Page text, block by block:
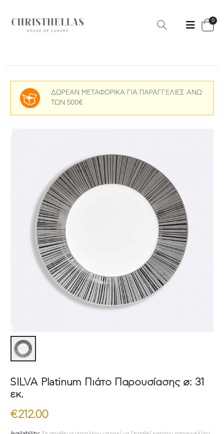
0
ΔΩΡΕΑΝ ΜΕΤΑΦΟΡΙΚΑ ΓΙΑ ΠΑΡΑΓΓΕΛΙΕΣ ΑΝΩ
ΤΩΝ 500€
SILVA Platinum Πιάτο Παρουσίασης ø: 31
εκ.
€212.00